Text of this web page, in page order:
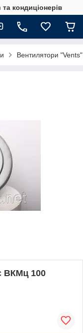
кондиціонерів
Вентилятори
ВКМц 100